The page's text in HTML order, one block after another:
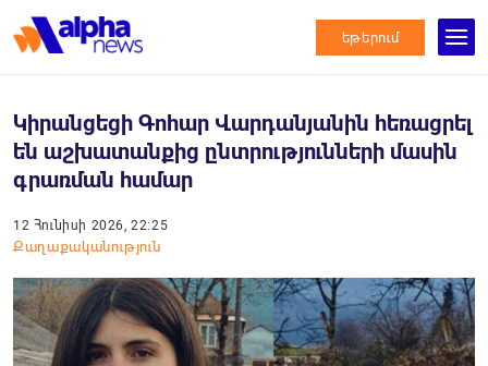
եթերում
Կիրանցեցի Գոհար Վարդանյանին հեռացրել
են աշխատանքից ընտրությունների մասին
գրառման համար
12 Հունիսի 2026, 22:25
Քաղաքականություն